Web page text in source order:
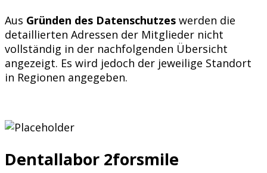
Aus Gründen des Datenschutzes werden die
detaillierten Adressen der Mitglieder nicht
vollständig in der nachfolgenden Übersicht
angezeigt. Es wird jedoch der jeweilige Standort
in Regionen angegeben.
Dentallabor 2forsmile